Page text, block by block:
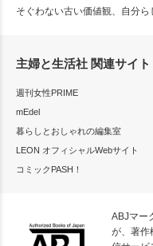
そぐわない古い価値観、自分ら
主婦と生活社 関連サイト
週刊女性PRIME
mEdel
暮らしとおしゃれの編集室
LEON オフィシャルWebサイト
コミックPASH！
ABJマー
が、著作